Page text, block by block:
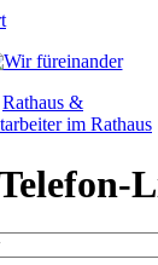
Rathaus &
im Rathaus